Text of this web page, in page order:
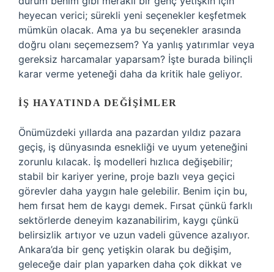
heyecan verici; sürekli yeni seçenekler keşfetmek
mümkün olacak. Ama ya bu seçenekler arasında
doğru olanı seçemezsem? Ya yanlış yatırımlar veya
gereksiz harcamalar yaparsam? İşte burada bilinçli
karar verme yeteneği daha da kritik hale geliyor.
İŞ HAYATINDA DEĞIŞIMLER
Önümüzdeki yıllarda ana pazardan yıldız pazara
geçiş, iş dünyasında esnekliği ve uyum yeteneğini
zorunlu kılacak. İş modelleri hızlıca değişebilir;
stabil bir kariyer yerine, proje bazlı veya geçici
görevler daha yaygın hale gelebilir. Benim için bu,
hem fırsat hem de kaygı demek. Fırsat çünkü farklı
sektörlerde deneyim kazanabilirim, kaygı çünkü
belirsizlik artıyor ve uzun vadeli güvence azalıyor.
Ankara’da bir genç yetişkin olarak bu değişim,
geleceğe dair plan yaparken daha çok dikkat ve